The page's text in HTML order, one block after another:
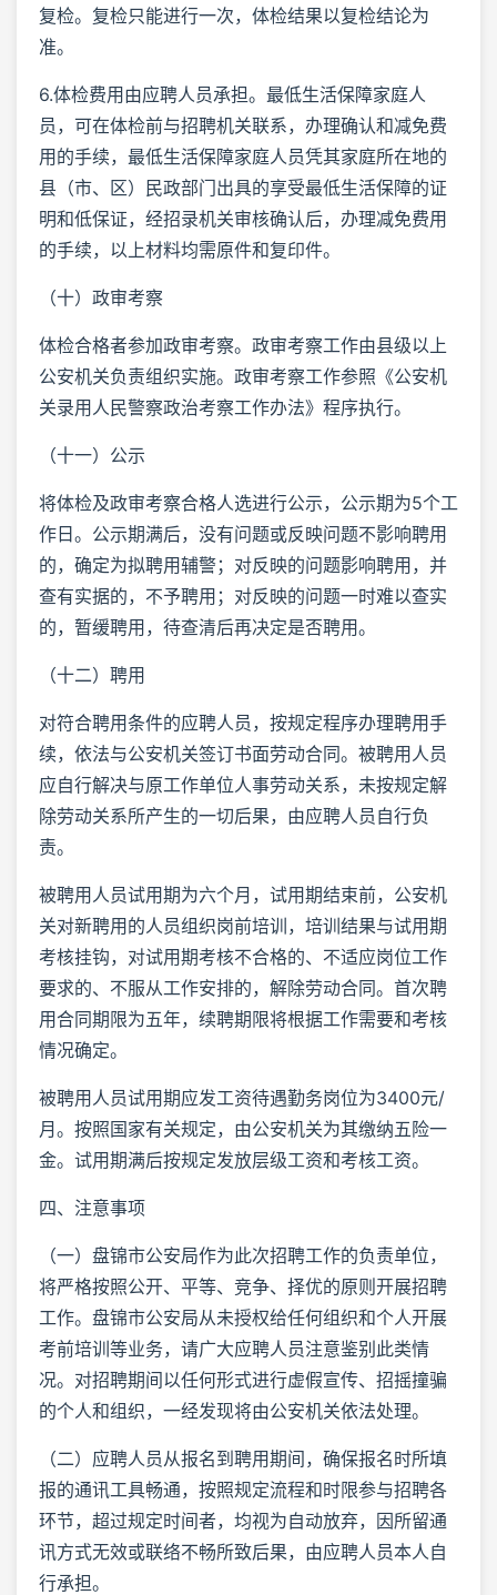
复检。复检只能进行一次，体检结果以复检结论为
准。
6.体检费用由应聘人员承担。最低生活保障家庭人
员，可在体检前与招聘机关联系，办理确认和减免费
用的手续，最低生活保障家庭人员凭其家庭所在地的
县（市、区）民政部门出具的享受最低生活保障的证
明和低保证，经招录机关审核确认后，办理减免费用
的手续，以上材料均需原件和复印件。
（十）政审考察
体检合格者参加政审考察。政审考察工作由县级以上
公安机关负责组织实施。政审考察工作参照《公安机
关录用人民警察政治考察工作办法》程序执行。
（十一）公示
将体检及政审考察合格人选进行公示，公示期为5个工
作日。公示期满后，没有问题或反映问题不影响聘用
的，确定为拟聘用辅警；对反映的问题影响聘用，并
查有实据的，不予聘用；对反映的问题一时难以查实
的，暂缓聘用，待查清后再决定是否聘用。
（十二）聘用
对符合聘用条件的应聘人员，按规定程序办理聘用手
续，依法与公安机关签订书面劳动合同。被聘用人员
应自行解决与原工作单位人事劳动关系，未按规定解
除劳动关系所产生的一切后果，由应聘人员自行负
责。
被聘用人员试用期为六个月，试用期结束前，公安机
关对新聘用的人员组织岗前培训，培训结果与试用期
考核挂钩，对试用期考核不合格的、不适应岗位工作
要求的、不服从工作安排的，解除劳动合同。首次聘
用合同期限为五年，续聘期限将根据工作需要和考核
情况确定。
被聘用人员试用期应发工资待遇勤务岗位为3400元/
月。按照国家有关规定，由公安机关为其缴纳五险一
金。试用期满后按规定发放层级工资和考核工资。
四、注意事项
（一）盘锦市公安局作为此次招聘工作的负责单位，
将严格按照公开、平等、竞争、择优的原则开展招聘
工作。盘锦市公安局从未授权给任何组织和个人开展
考前培训等业务，请广大应聘人员注意鉴别此类情
况。对招聘期间以任何形式进行虚假宣传、招摇撞骗
的个人和组织，一经发现将由公安机关依法处理。
（二）应聘人员从报名到聘用期间，确保报名时所填
报的通讯工具畅通，按照规定流程和时限参与招聘各
环节，超过规定时间者，均视为自动放弃，因所留通
讯方式无效或联络不畅所致后果，由应聘人员本人自
行承担。